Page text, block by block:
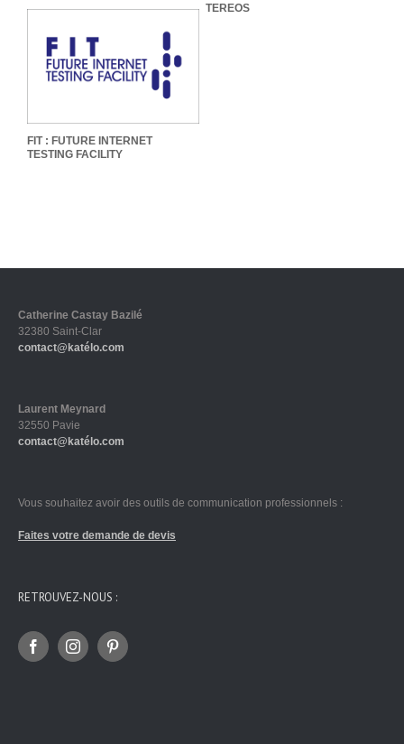
TEREOS
FIT : FUTURE INTERNET
TESTING FACILITY
FIT : FUTURE INTERNET
TESTING FACILITY
Catherine Castay Bazilé
32380 Saint-Clar
contact@katélo.com
Laurent Meynard
32550 Pavie
contact@katélo.com
Vous souhaitez avoir des outils de communication professionnels :
Faites votre demande de devis
RETROUVEZ-NOUS :